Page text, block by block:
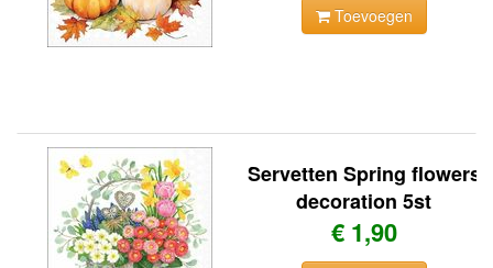
Toevoegen
Servetten Spring flowers
decoration 5st
€ 1,90